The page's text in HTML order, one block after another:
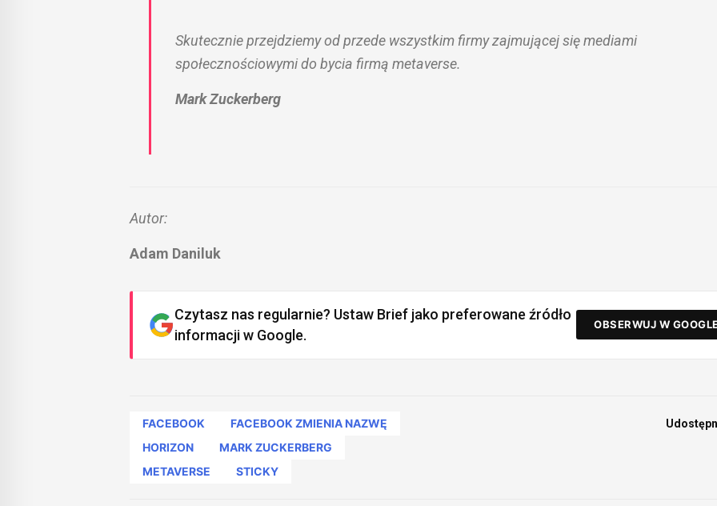
Skutecznie przejdziemy od przede wszystkim firmy zajmującej się mediami
społecznościowymi do bycia firmą metaverse.
Mark Zuckerberg
Autor:
Adam Daniluk
Czytasz nas regularnie? Ustaw Brief jako preferowane źródło
informacji w Google.
OBSERWUJ W
FACEBOOK
FACEBOOK ZMIENIA NAZWĘ
HORIZON
MARK ZUCKERBERG
METAVERSE
STICKY